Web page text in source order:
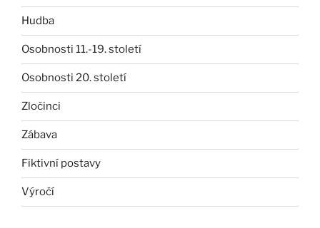
Hudba
Osobnosti 11.-19. století
Osobnosti 20. století
Zločinci
Zábava
Fiktivní postavy
Výročí